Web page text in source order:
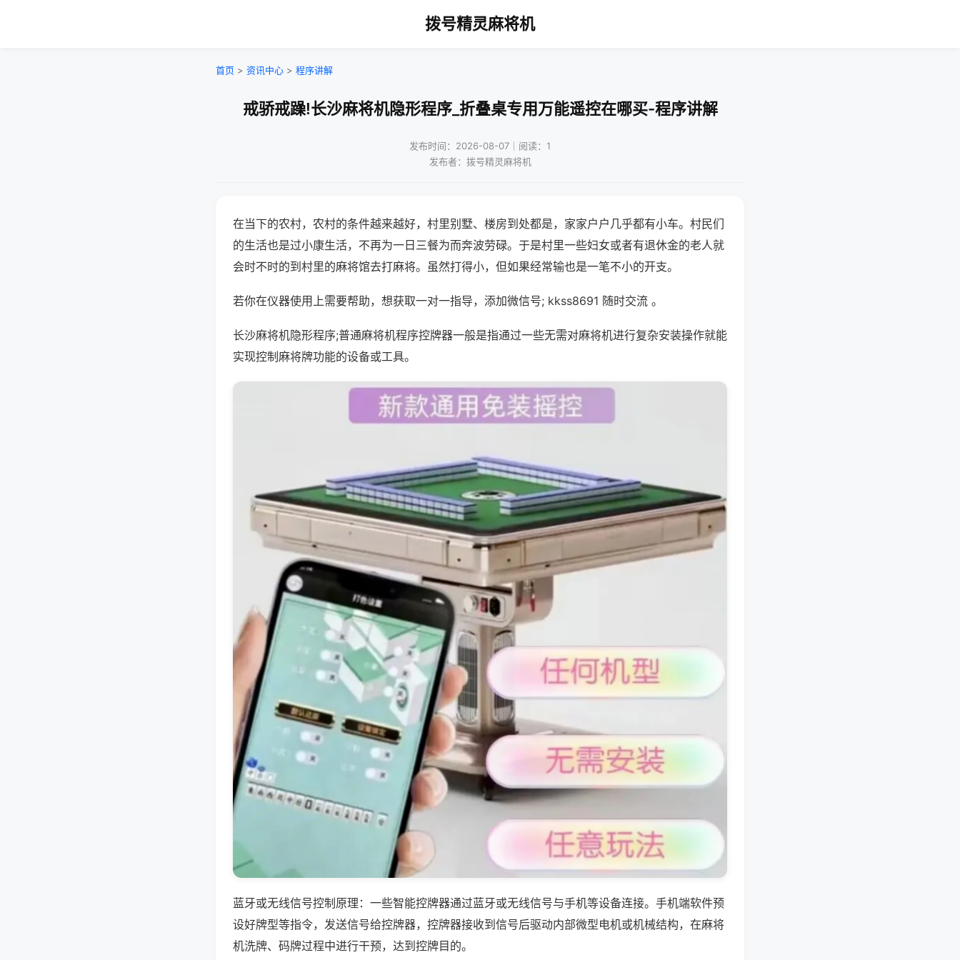
拨号精灵麻将机
首页 > 资讯中心 > 程序讲解
戒骄戒躁!长沙麻将机隐形程序_折叠桌专用万能遥控在哪买-程序讲解
发布时间：2026-08-07｜阅读：1
发布者：拨号精灵麻将机
在当下的农村，农村的条件越来越好，村里别墅、楼房到处都是，家家户户几乎都有小车。村民们
的生活也是过小康生活，不再为一日三餐为而奔波劳碌。于是村里一些妇女或者有退休金的老人就
会时不时的到村里的麻将馆去打麻将。虽然打得小，但如果经常输也是一笔不小的开支。
若你在仪器使用上需要帮助，想获取一对一指导，添加微信号; kkss8691 随时交流 。
长沙麻将机隐形程序;普通麻将机程序控牌器一般是指通过一些无需对麻将机进行复杂安装操作就能
实现控制麻将牌功能的设备或工具。
蓝牙或无线信号控制原理：一些智能控牌器通过蓝牙或无线信号与手机等设备连接。手机端软件预
设好牌型等指令，发送信号给控牌器，控牌器接收到信号后驱动内部微型电机或机械结构，在麻将
机洗牌、码牌过程中进行干预，达到控牌目的。